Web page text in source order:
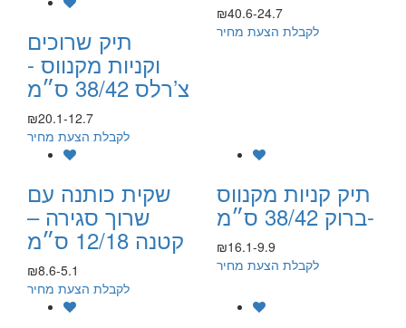
₪40.6-24.7
לקבלת הצעת מחיר
תיק שרוכים
וקניות מקנווס -
צ’רלס 38/42 ס״מ
₪20.1-12.7
לקבלת הצעת מחיר
תיק קניות מקנווס
-ברוק 38/42 ס״מ
₪16.1-9.9
לקבלת הצעת מחיר
שקית כותנה עם
שרוך סגירה –
קטנה 12/18 ס״מ
₪8.6-5.1
לקבלת הצעת מחיר